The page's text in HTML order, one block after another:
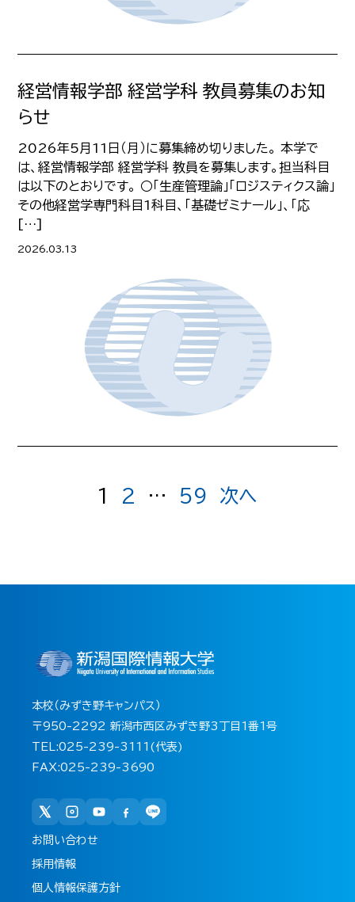
経営情報学部 経営学科 教員募集のお知
らせ
2026年5月11日（月）に募集締め切りました。 本学で
は、経営情報学部 経営学科 教員を募集します。担当科目
は以下のとおりです。 ○「生産管理論」「ロジスティクス論」
その他経営学専門科目1科目、「基礎ゼミナール」、「応
[…]
2026.03.13
1 2 … 59 次へ
本校（みずき野キャンパス）
〒950-2292 新潟市西区みずき野3丁目1番1号
TEL:025-239-3111(代表)
FAX:025-239-3690
お問い合わせ
採用情報
個人情報保護方針